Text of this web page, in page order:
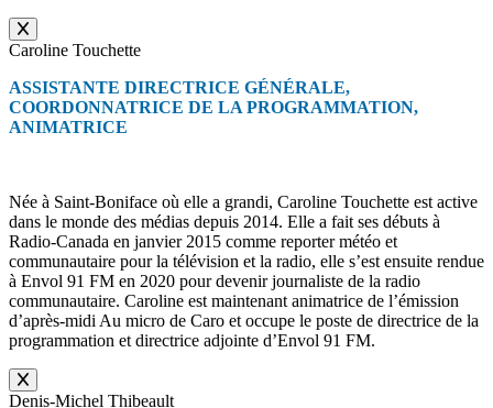
Caroline Touchette
ASSISTANTE DIRECTRICE GÉNÉRALE,
COORDONNATRICE DE LA PROGRAMMATION,
ANIMATRICE
Née à Saint-Boniface où elle a grandi, Caroline Touchette est active
dans le monde des médias depuis 2014. Elle a fait ses débuts à
Radio-Canada en janvier 2015 comme reporter météo et
communautaire pour la télévision et la radio, elle s’est ensuite rendue
à Envol 91 FM en 2020 pour devenir journaliste de la radio
communautaire. Caroline est maintenant animatrice de l’émission
d’après-midi Au micro de Caro et occupe le poste de directrice de la
programmation et directrice adjointe d’Envol 91 FM.
Denis-Michel Thibeault